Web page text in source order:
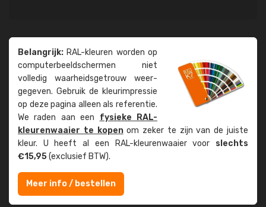
Belangrijk: RAL-kleuren worden op
computer­beeld­schermen niet
volledig waarheids­­getrouw weer­
gegeven. Gebruik de kleur­impressie
op deze pagina alleen als referentie.
We raden aan een fysieke RAL-
kleuren­waaier te kopenom zeker te zijn van de juiste
kleur. U heeft al een RAL-kleuren­waaier voor slechts
€15,95(exclusief BTW).
Meer info / bestellen